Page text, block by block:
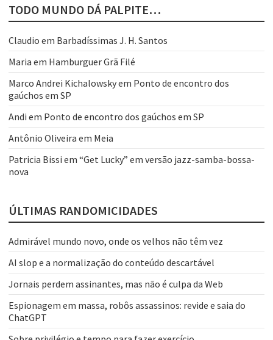
TODO MUNDO DÁ PALPITE…
Claudio em Barbadíssimas J. H. Santos
Maria em Hamburguer Grã Filé
Marco Andrei Kichalowskyem Ponto de encontro dos
gaúchos em SP
Andi em Ponto de encontro dos gaúchos em SP
Antônio Oliveira em Meia
Patricia Bissi em “Get Lucky” em versão jazz-samba-bossa-
nova
ÚLTIMAS RANDOMICIDADES
Admirável mundo novo, onde os velhos não têm vez
AI slop e a normalização do conteúdo descartável
Jornais perdem assinantes, mas não é culpa da Web
Espionagem em massa, robôs assassinos: revide e saia do
ChatGPT